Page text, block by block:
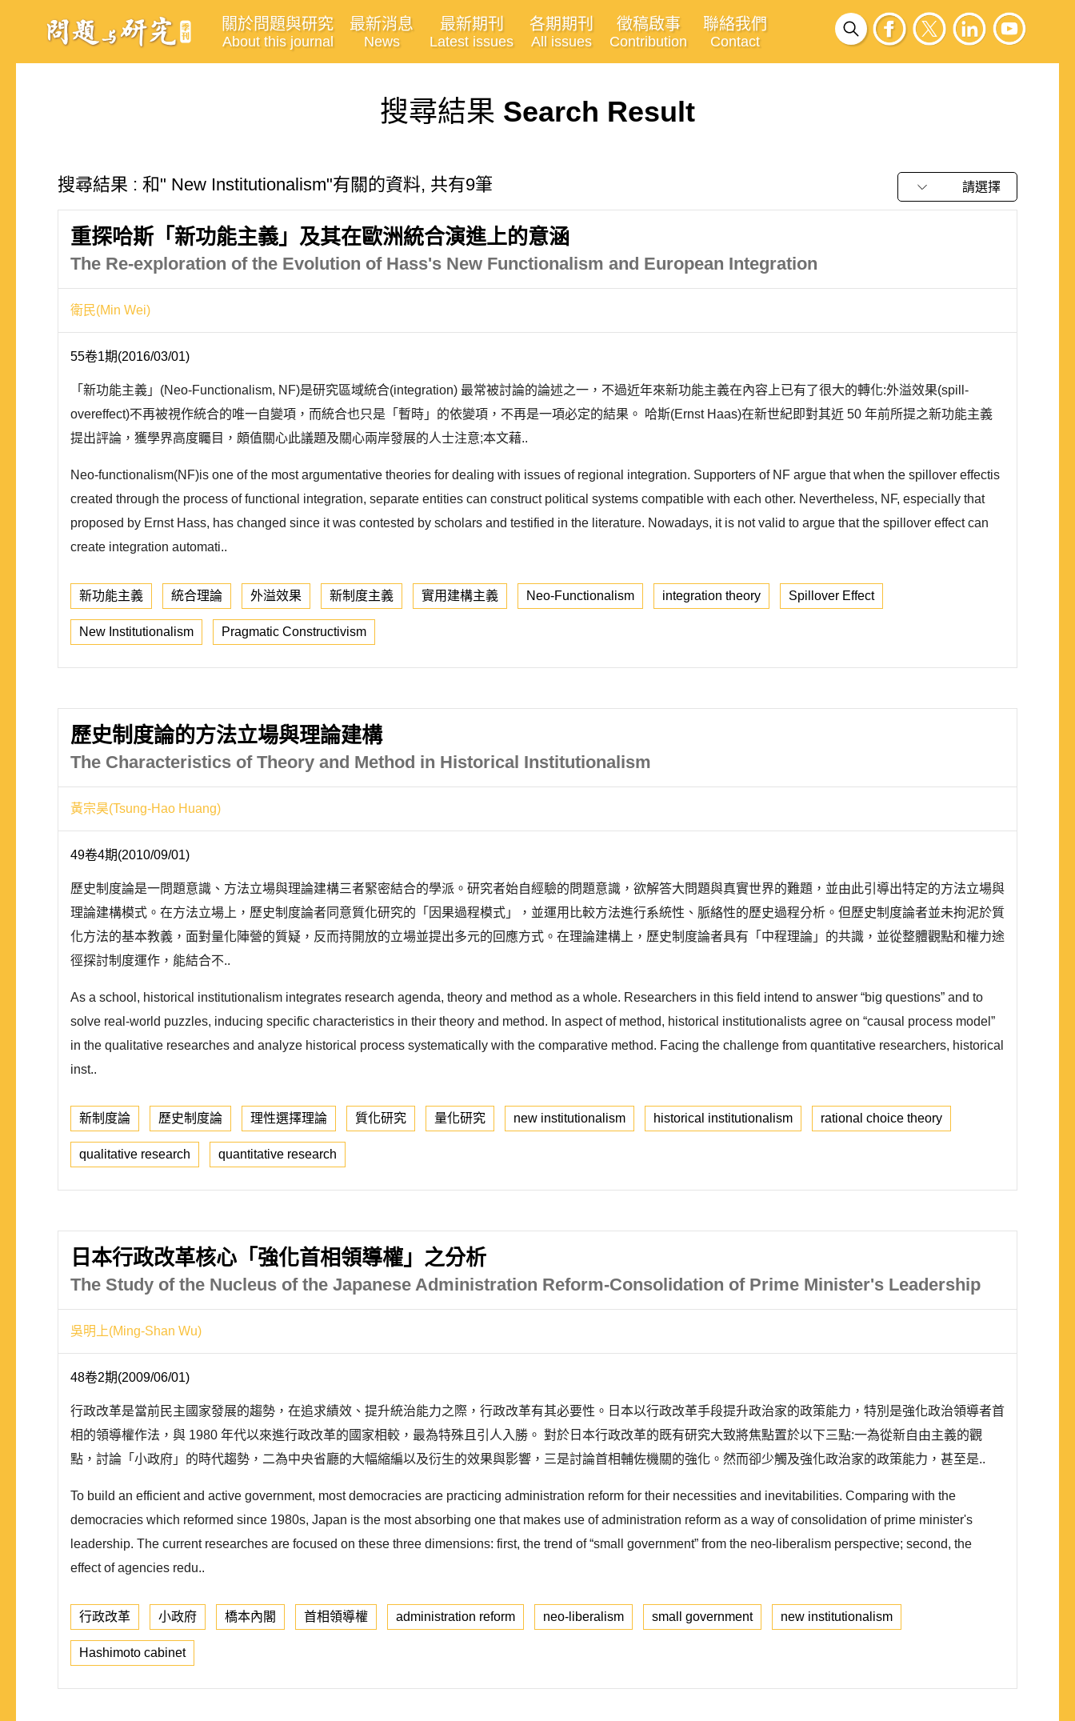
關於問題與研究
About this journal
最新消息
News
最新期刊
Latest issues
各期期刊
All issues
徵稿啟事
Contribution
聯絡我們
Contact
搜尋結果 Search Result
搜尋結果 : 和" New Institutionalism"有關的資料, 共有9筆 請選擇
重探哈斯「新功能主義」及其在歐洲統合演進上的意涵
The Re-exploration of the Evolution of Hass's New Functionalism and European Integration
衛民(Min Wei)
55卷1期(2016/03/01)
「新功能主義」(Neo-Functionalism, NF)是研究區域統合(integration) 最常被討論的論述之一，不過近年來新功能主義在內容上已有了很大的轉化:外溢效果(spill-
overeffect)不再被視作統合的唯一自變項，而統合也只是「暫時」的依變項，不再是一項必定的結果。 哈斯(Ernst Haas)在新世紀即對其近 50 年前所提之新功能主義
提出評論，獲學界高度矚目，頗值關心此議題及關心兩岸發展的人士注意;本文藉..
Neo-functionalism(NF)is one of the most argumentative theories for dealing with issues of regional integration. Supporters of NF argue that when the spillover effectis
created through the process of functional integration, separate entities can construct political systems compatible with each other. Nevertheless, NF, especially that
proposed by Ernst Hass, has changed since it was contested by scholars and testified in the literature. Nowadays, it is not valid to argue that the spillover effect can
create integration automati..
新功能主義 統合理論 外溢效果 新制度主義 實用建構主義 Neo-Functionalism integration theory Spillover Effect
New Institutionalism Pragmatic Constructivism
歷史制度論的方法立場與理論建構
The Characteristics of Theory and Method in Historical Institutionalism
黃宗昊(Tsung-Hao Huang)
49卷4期(2010/09/01)
歷史制度論是一問題意識、方法立場與理論建構三者緊密結合的學派。研究者始自經驗的問題意識，欲解答大問題與真實世界的難題，並由此引導出特定的方法立場與
理論建構模式。在方法立場上，歷史制度論者同意質化研究的「因果過程模式」，並運用比較方法進行系統性、脈絡性的歷史過程分析。但歷史制度論者並未拘泥於質
化方法的基本教義，面對量化陣營的質疑，反而持開放的立場並提出多元的回應方式。在理論建構上，歷史制度論者具有「中程理論」的共識，並從整體觀點和權力途
徑探討制度運作，能結合不..
As a school, historical institutionalism integrates research agenda, theory and method as a whole. Researchers in this field intend to answer “big questions” and to
solve real-world puzzles, inducing specific characteristics in their theory and method. In aspect of method, historical institutionalists agree on “causal process model”
in the qualitative researches and analyze historical process systematically with the comparative method. Facing the challenge from quantitative researchers, historical
inst..
新制度論 歷史制度論 理性選擇理論 質化研究 量化研究 new institutionalism historical institutionalism rational choice theory
qualitative research quantitative research
日本行政改革核心「強化首相領導權」之分析
The Study of the Nucleus of the Japanese Administration Reform-Consolidation of Prime Minister's Leadership
吳明上(Ming-Shan Wu)
48卷2期(2009/06/01)
行政改革是當前民主國家發展的趨勢，在追求績效、提升統治能力之際，行政改革有其必要性。日本以行政改革手段提升政治家的政策能力，特別是強化政治領導者首
相的領導權作法，與 1980 年代以來進行政改革的國家相較，最為特殊且引人入勝。 對於日本行政改革的既有研究大致將焦點置於以下三點:一為從新自由主義的觀
點，討論「小政府」的時代趨勢，二為中央省廳的大幅縮編以及衍生的效果與影響，三是討論首相輔佐機關的強化。然而卻少觸及強化政治家的政策能力，甚至是..
To build an efficient and active government, most democracies are practicing administration reform for their necessities and inevitabilities. Comparing with the
democracies which reformed since 1980s, Japan is the most absorbing one that makes use of administration reform as a way of consolidation of prime minister's
leadership. The current researches are focused on these three dimensions: first, the trend of “small government” from the neo-liberalism perspective; second, the
effect of agencies redu..
行政改革 小政府 橋本內閣 首相領導權 administration reform neo-liberalism small government new institutionalism
Hashimoto cabinet